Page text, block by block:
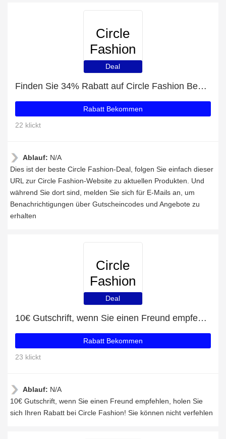
Circle
Fashion
Deal
Finden Sie 34% Rabatt auf Circle Fashion Bestellungen
Rabatt Bekommen
22 klickt
Ablauf: N/A
Dies ist der beste Circle Fashion-Deal, folgen Sie einfach dieser
URL zur Circle Fashion-Website zu aktuellen Produkten. Und
während Sie dort sind, melden Sie sich für E-Mails an, um
Benachrichtigungen über Gutscheincodes und Angebote zu
erhalten
Circle
Fashion
Deal
10€ Gutschrift, wenn Sie einen Freund empfehlen
Rabatt Bekommen
23 klickt
Ablauf: N/A
10€ Gutschrift, wenn Sie einen Freund empfehlen, holen Sie
sich Ihren Rabatt bei Circle Fashion! Sie können nicht verfehlen